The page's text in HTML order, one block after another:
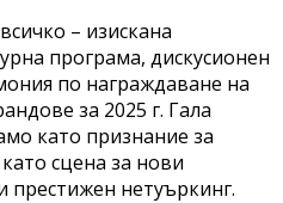
– изискана
програма, дискусионен
по награждаване на
за 2025 г. Гала
като признание за
сцена за нови
престижен нетуъркинг.